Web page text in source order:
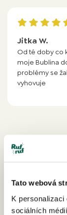
Tato webová
K
sociálních
Jitka W.
Od té doby co
moje Bublina
problémy se
vyhovuje